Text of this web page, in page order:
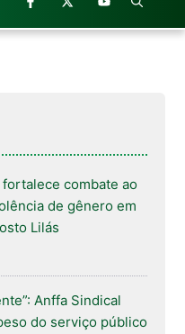
combate ao
de gênero em
Lilás
Anffa Sindical
do serviço público